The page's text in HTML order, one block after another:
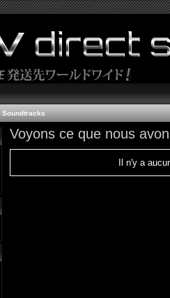
Soundtracks
Voyons ce que nous
Il n'y a